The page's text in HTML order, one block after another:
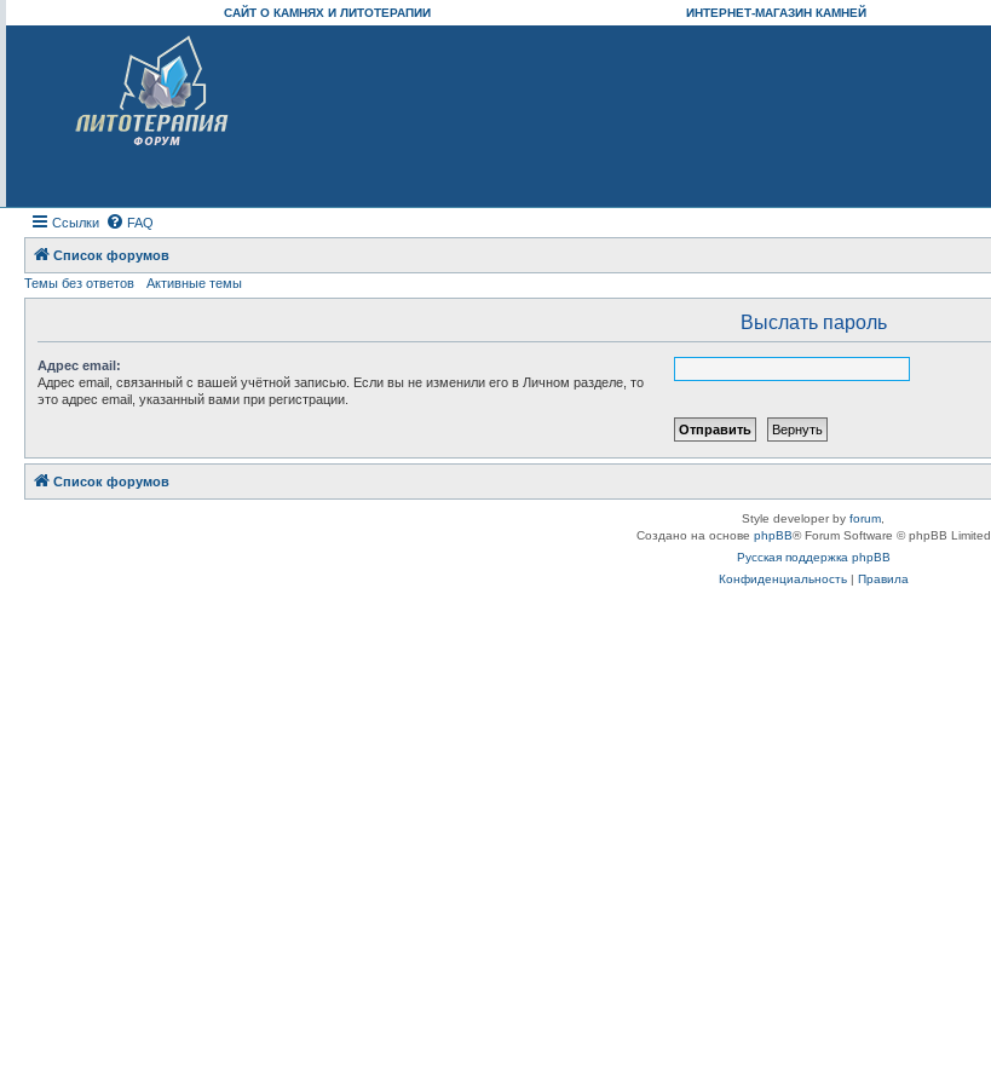
САЙТ О КАМНЯХ И ЛИТОТЕРАПИИ ИНТЕРНЕТ-МАГАЗИН КАМНЕЙ
Ссылки FAQ
Список форумов
Темы без ответов
Активные темы
Выслать пароль
Адрес email:
Адрес email, связанный с вашей учётной записью. Если вы не изменили его в Личном разделе, то
это адрес email, указанный вами при регистрации.
Список форумов
Style developer by forum
Создано на основе phpBB® Forum Software © phpBB Limited
Русская поддержка phpBB
Конфиденциальность| Правила